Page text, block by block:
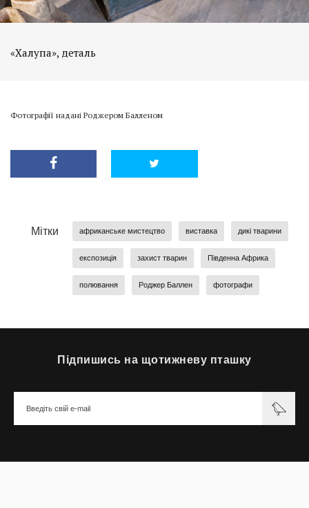
«Халупа», деталь
Фотографії надані Роджером Балленом
Мітки африканське мистецтво виставка дикі тварини
експозиція захист тварин Південна Африка
полювання Роджер Баллен фотографи
Підпишись на щотижневу пташку